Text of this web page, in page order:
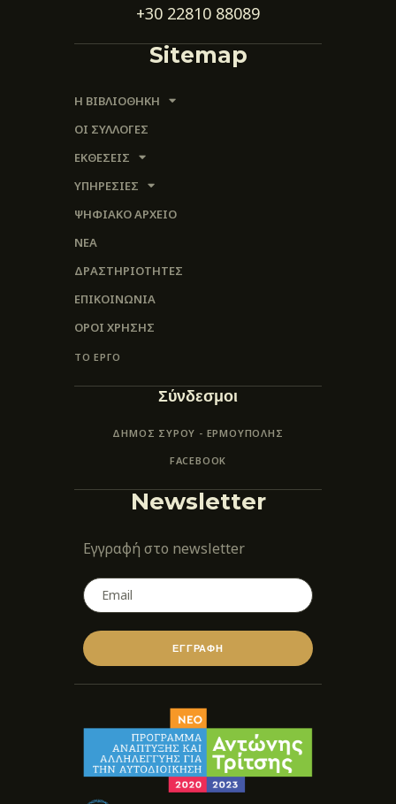
+30 22810 88089
Sitemap
Η ΒΙΒΛΙΟΘΗΚΗ
ΟΙ ΣΥΛΛΟΓΈΣ
ΕΚΘΕΣΕΙΣ
ΥΠΗΡΕΣΙΕΣ
ΨΗΦΙΑΚΌ ΑΡΧΕΊΟ
ΝΕΑ
ΔΡΑΣΤΗΡΙΟΤΗΤΕΣ
ΕΠΙΚΟΙΝΩΝΊΑ
ΌΡΟΙ ΧΡΉΣΗΣ
ΤΟ ΕΡΓΟ
Σύνδεσμοι
ΔΗΜΟΣ ΣΥΡΟΥ - ΕΡΜΟΎΠΟΛΗΣ
FACEBOOK
Newsletter
Εγγραφή στο newsletter
ΕΓΓΡΑΦΗ